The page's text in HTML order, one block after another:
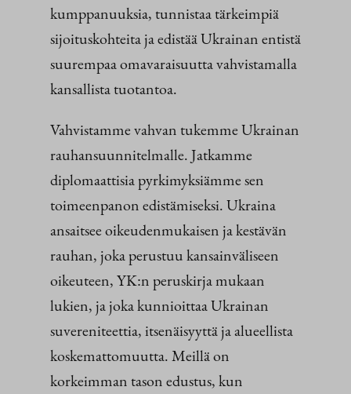
kumppanuuksia, tunnistaa tärkeimpiä
sijoituskohteita ja edistää Ukrainan entistä
suurempaa omavaraisuutta vahvistamalla
kansallista tuotantoa.
Vahvistamme vahvan tukemme Ukrainan
rauhansuunnitelmalle. Jatkamme
diplomaattisia pyrkimyksiämme sen
toimeenpanon edistämiseksi. Ukraina
ansaitsee oikeudenmukaisen ja kestävän
rauhan, joka perustuu kansainväliseen
oikeuteen, YK:n peruskirja mukaan
lukien, ja joka kunnioittaa Ukrainan
suvereniteettia, itsenäisyyttä ja alueellista
koskemattomuutta. Meillä on
korkeimman tason edustus, kun